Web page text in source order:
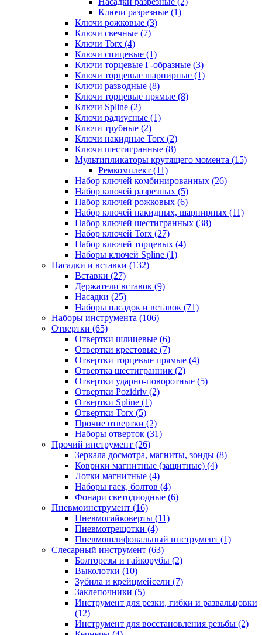
Ключи разрезные (1)
Ключи рожковые (3)
Ключи свечные (7)
Ключи Torx (4)
Ключи спицевые (1)
Ключи торцевые Г-образные (3)
Ключи торцевые шарнирные (1)
Ключи разводные (8)
Ключи торцевые прямые (8)
Ключи Spline (2)
Ключи радиусные (1)
Ключи трубные (2)
Ключи накидные Torx (2)
Ключи шестигранные (8)
Мультипликаторы крутящего момента (15)
Ремкомплект (11)
Набор ключей комбинированных (26)
Набор ключей разрезных (5)
Набор ключей рожковых (6)
Набор ключей накидных, шарнирных (11)
Набор ключей шестигранных (38)
Набор ключей Torx (27)
Набор ключей торцевых (4)
Наборы ключей Spline (1)
Насадки и вставки (132)
Вставки (27)
Держатели вставок (9)
Насадки (25)
Наборы насадок и вставок (71)
Наборы инструмента (106)
Отвертки (65)
Отвертки шлицевые (6)
Отвертки крестовые (7)
Отвертки торцевые прямые (4)
Отвертка шестигранник (2)
Отвертки ударно-поворотные (5)
Отвертки Pozidriv (2)
Отвертки Spline (1)
Отвертки Torx (5)
Прочие отвертки (2)
Наборы отверток (31)
Прочий инструмент (26)
Зеркала досмотра, магниты, зонды (8)
Коврики магнитные (защитные) (4)
Лотки магнитные (4)
Наборы гаек, болтов (4)
Фонари светодиодные (6)
Пневмоинструмент (16)
Пневмогайковерты (11)
Пневмотрещотки (4)
Пневмошлифовальный инструмент (1)
Слесарный инструмент (63)
Болторезы и гайкорубы (2)
Выколотки (10)
Зубила и крейцмейсели (7)
Заклепочники (5)
Инструмент для резки, гибки и развальцовки
(12)
Инструмент для восстановления резьбы (2)